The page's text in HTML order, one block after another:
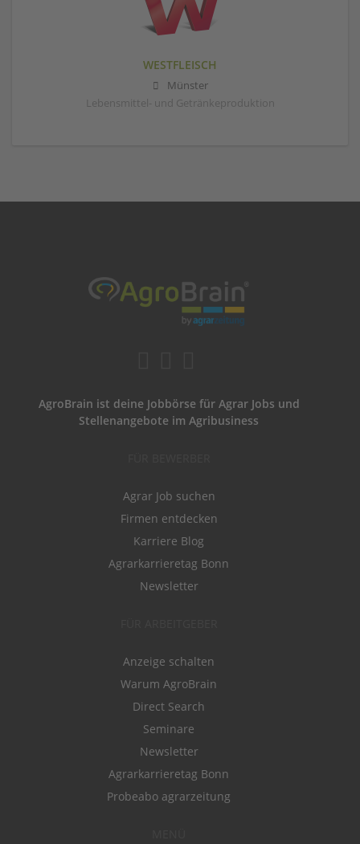
WESTFLEISCH
Münster
Lebensmittel- und Getränkeproduktion
AgroBrain ist deine Jobbörse für Agrar Jobs und
Stellenangebote im Agribusiness
Agrar Job suchen
Firmen entdecken
Karriere Blog
Agrarkarrieretag Bonn
Newsletter
Anzeige schalten
Warum AgroBrain
Direct Search
Seminare
Newsletter
Agrarkarrieretag Bonn
Probeabo agrarzeitung